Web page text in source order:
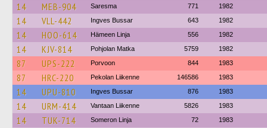
14 MEB-904 Saresma 771 1982
14 VLL-442 Ingves Bussar 643 1982
14 HOO-614 Hämeen Linja 556 1982
14 KJV-814 Pohjolan Matka 5759 1982
87 UPS-222 Porvoon 844 1983
87 HRC-220 Pekolan Liikenne 146586 1983
14 UPU-810 Ingves Bussar 876 1983
14 URM-414 Vantaan Liikenne 5826 1983
14 TUK-714 Someron Linja 72 1983